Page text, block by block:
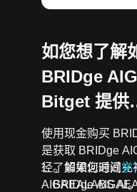
如您想了解
BRIDge
Bitget 提
使用现金购买
是获取 BRIDge
径。如果您时间充
AIGAEALABS AI
了解如何通过学
BRIDge